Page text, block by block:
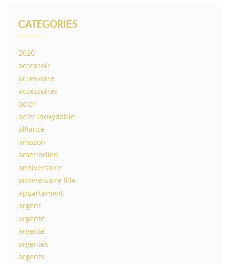
CATEGORIES
2020
accessoir
accessoire
accessoires
acier
acier inoxydable
alliance
amazon
amerindien
anniversaire
anniversaire fille
appartement
argent
argente
argenté
argentés
argents